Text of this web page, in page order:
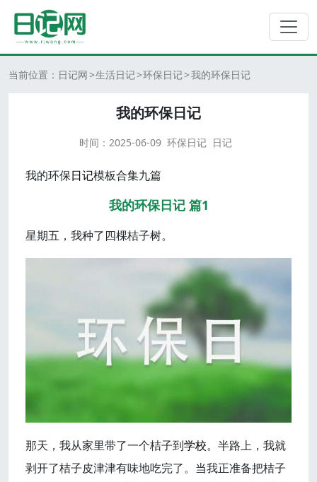
当前位置： 日记网 生活日记 环保日记 我的环保日记
我的环保日记
时间： 2025-06-09 环保日记 日记
我的环保日记模板合集九篇
我的环保日记 篇1
星期五，我种了四棵桔子树。
那天，我从家里带了一个桔子到学校。半路上，我就
剥开了桔子皮津津有味地吃完了。当我正准备把桔子